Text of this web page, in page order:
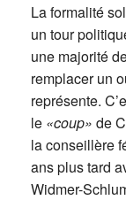
La formalité
un tour
une majorité
remplacer un
représente.
le «coup» de
la conseillère
ans plus tard
Widmer-